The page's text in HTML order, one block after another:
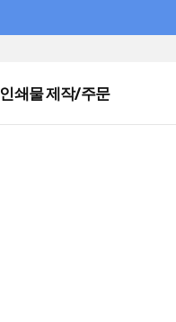
인쇄물 제작/주문